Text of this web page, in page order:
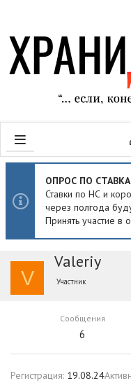
ОПРОС ПО
Ставки по НС и
через полгода
Принять участие в
V
Valeriy
Участник
Сообщения
6
Регистрация 19.08.24